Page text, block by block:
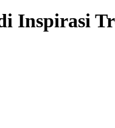
Inspirasi